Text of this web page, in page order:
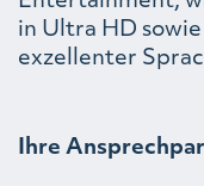
in Ultra HD
exzellenter
Ihre